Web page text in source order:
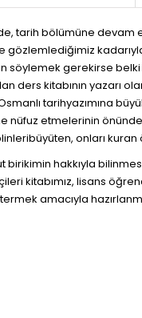
tarih bölümüne
gözlemlediğimiz
gerekirse
ders kitabının
tarihyazımına
etmelerinin
onları kuran
birikimin hakkıyla
kitabımız, lisans
amacıyla